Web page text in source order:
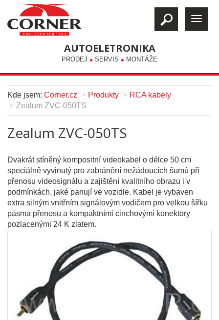
AUTOELETRONIKA
PRODEJ SERVIS MONTÁŽE
Kde jsem: Corner.cz Produkty
RCA kabely
Zealum ZVC-050TS
Zealum ZVC-050TS
Dvakrát stíněný kompositní videokabel o délce 50 cm
speciálně vyvinutý pro zabránění nežádoucích šumù při
přenosu videosignálu a zajištění kvalitního obrazu i v
podmínkách, jaké panují ve vozidle. Kabel je vybaven
extra silným vnitřním signálovým vodičem pro velkou šířku
pásma přenosu a kompaktními cinchovými konektory
pozlacenými 24 K zlatem.